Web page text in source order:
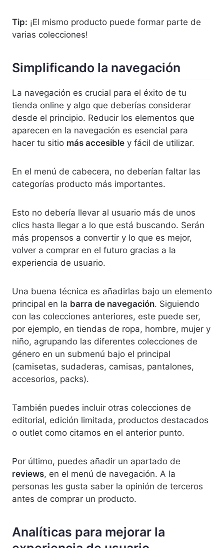
Tip: ¡El mismo producto puede formar parte de
varias colecciones!
Simplificando la navegación
La navegación es crucial para el éxito de tu
tienda online y algo que deberías considerar
desde el principio. Reducir los elementos que
aparecen en la navegación es esencial para
hacer tu sitio más accesible y fácil de utilizar.
En el menú de cabecera, no deberían faltar las
categorías producto más importantes.
Esto no debería llevar al usuario más de unos
clics hasta llegar a lo que está buscando. Serán
más propensos a convertir y lo que es mejor,
volver a comprar en el futuro gracias a la
experiencia de usuario.
Una buena técnica es añadirlas bajo un elemento
principal en la barra de navegación. Siguiendo
con las colecciones anteriores, este puede ser,
por ejemplo, en tiendas de ropa, hombre, mujer y
niño, agrupando las diferentes colecciones de
género en un submenú bajo el principal
(camisetas, sudaderas, camisas, pantalones,
accesorios, packs).
También puedes incluir otras colecciones de
editorial, edición limitada, productos destacados
o outlet como citamos en el anterior punto.
Por último, puedes añadir un apartado de
reviews, en el menú de navegación. A la
personas les gusta saber la opinión de terceros
antes de comprar un producto.
Analíticas para mejorar la